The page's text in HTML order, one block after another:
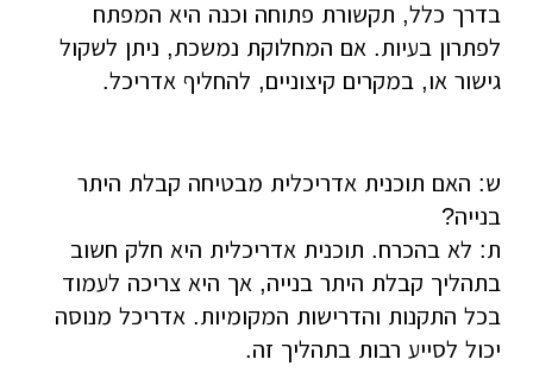
בדרך כלל, תקשורת פתוחה וכנה היא המפתח
לפתרון בעיות. אם המחלוקת נמשכת, ניתן לשקול
גישור או, במקרים קיצוניים, להחליף אדריכל.
ש: האם תוכנית אדריכלית מבטיחה קבלת היתר
בנייה?
ת: לא בהכרח. תוכנית אדריכלית היא חלק חשוב
בתהליך קבלת היתר בנייה, אך היא צריכה לעמוד
בכל התקנות והדרישות המקומיות. אדריכל מנוסה
יכול לסייע רבות בתהליך זה.